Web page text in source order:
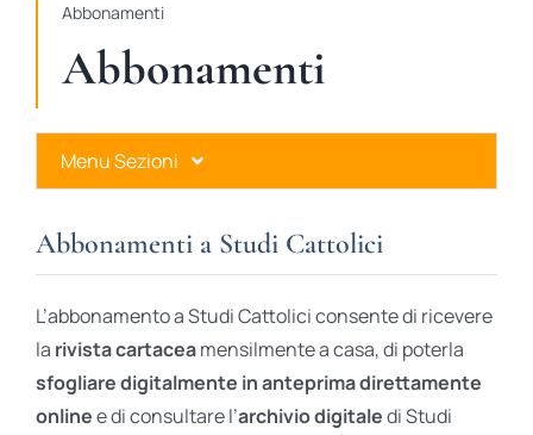
Abbonamenti
Abbonamenti
Menu Sezioni
Ares Gold
Ares Digital
Ares Gift Card
Abbonamenti a Studi Cattolici
L’abbonamento a Studi Cattolici consente di ricevere
la rivista cartaceamensilmente a casa, di poterla
sfogliare digitalmente in anteprima direttamente
onlinee di consultare l’archivio digitaledi Studi